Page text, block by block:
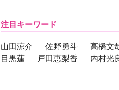
注目キーワード
山田涼介 佐野勇斗 高橋文
目黒蓮
戸田恵梨香 内村光